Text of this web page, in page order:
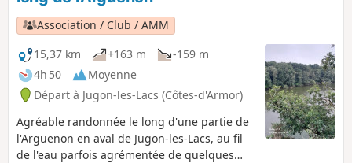
Association / Club / AMM
15,37 km
+163 m
-159 m
4h 50
Moyenne
Départ à Jugon-les-Lacs (Côtes-d'Armor)
Agréable randonnée le long d'une partie de
l'Arguenon en aval de Jugon-les-Lacs, au fil
de l'eau parfois agrémentée de quelques